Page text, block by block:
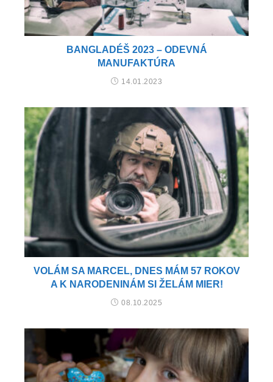
BANGLADÉŠ 2023 – ODEVNÁ
MANUFAKTÚRA
14.01.2023
VOLÁM SA MARCEL, DNES MÁM 57 ROKOV
A K NARODENINÁM SI ŽELÁM MIER!
08.10.2025